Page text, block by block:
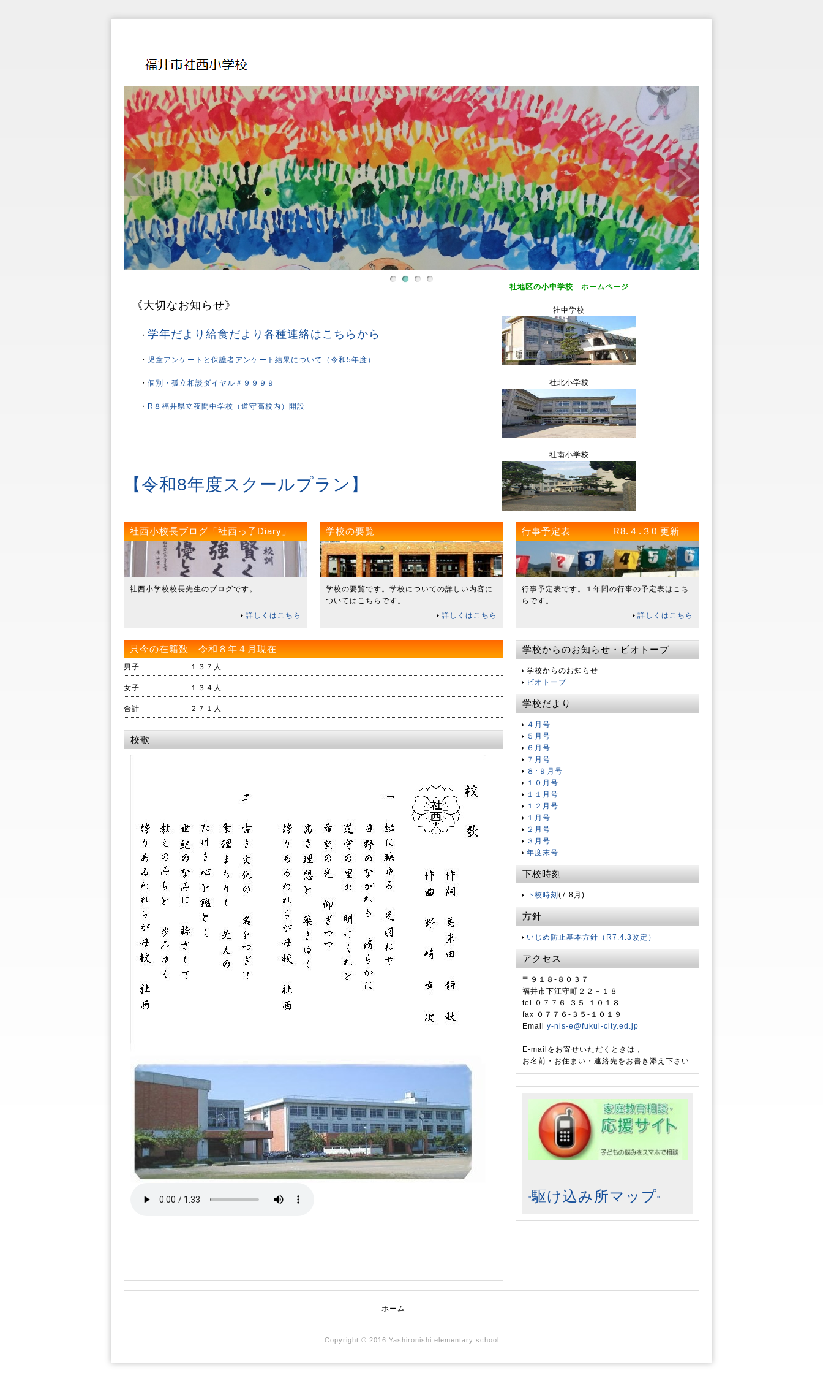
社地区の小中学校 ホームページ
社中学校
社北小学校
社南小学校
《大切なお知らせ》
・ 学年だより給食だより各種連絡はこちらから
・ 児童アンケートと保護者アンケート結果について（令和5年度）
・ 個別・孤立相談ダイヤル＃９９９９
・ R８福井県立夜間中学校（道守高校内）開設
【令和8年度スクールプラン】
社西小校長ブログ「社西っ子Diary」
社西小学校校長先生のブログです。
詳しくはこちら
学校の要覧
学校の要覧です。学校についての詳しい内容に
ついてはこちらです。
詳しくはこちら
行事予定表 R8.４.３0 更新
行事予定表です。１年間の行事の予定表はこち
らです。
詳しくはこちら
只今の在籍数 令和８年４月現在
男子 １３７人
女子 １３４人
合計 ２７１人
校歌
学校からのお知らせ・ビオトープ
学校からのお知らせ
ビオトープ
学校だより
４月号
５月号
６月号
７月号
８･９月号
１０月号
１１月号
１２月号
１月号
２月号
３月号
年度末号
下校時刻
下校時刻 (7.8月)
方針
いじめ防止基本方針（R7.4.3改定）
アクセス
〒９１８-８０３７
福井市下江守町２２－１８
tel ０７７６-３５-１０１８
fax ０７７６-３５-１０１９
Email y-nis-e@fukui-city.ed.jp
E-mailをお寄せいただくときは，
お名前・お住まい・連絡先をお書き添え下さい
"駆け込み所マップ"
ホーム
Copyright © 2016 Yashironishi elementary school